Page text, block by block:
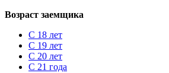
Возраст заемщика
С 18 лет
С 19 лет
С 20 лет
С 21 года